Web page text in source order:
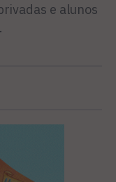
e alunos